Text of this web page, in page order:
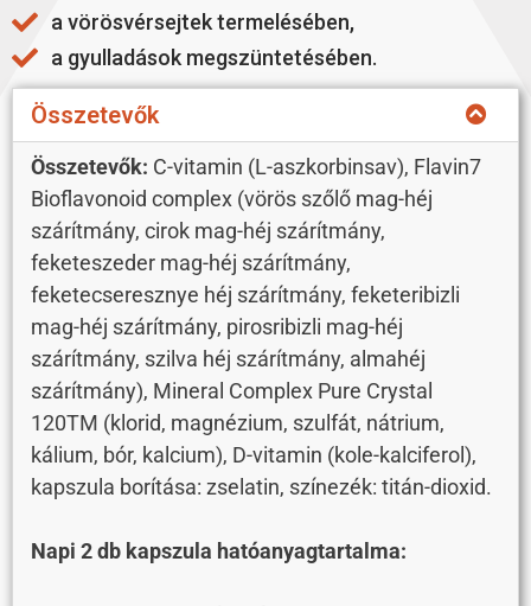
a vörösvérsejtek termelésében,
a gyulladások megszüntetésében.
Összetevők
Összetevők: C-vitamin (L-aszkorbinsav), Flavin7
Bioflavonoid complex (vörös szőlő mag-héj
szárítmány, cirok mag-héj szárítmány,
feketeszeder mag-héj szárítmány,
feketecseresznye héj szárítmány, feketeribizli
mag-héj szárítmány, pirosribizli mag-héj
szárítmány, szilva héj szárítmány, almahéj
szárítmány), Mineral Complex Pure Crystal
120TM (klorid, magnézium, szulfát, nátrium,
kálium, bór, kalcium), D-vitamin (kole-kalciferol),
kapszula borítása: zselatin, színezék: titán-dioxid.
Napi 2 db kapszula hatóanyagtartalma: